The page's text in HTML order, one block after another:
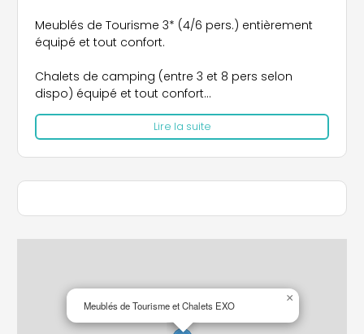
Meublés de Tourisme 3* (4/6 pers.) entièrement
équipé et tout confort.
Chalets de camping (entre 3 et 8 pers selon
dispo) équipé et tout confort
acces Base de Loisirs (sur place).
Lire la suite
Meublés de Tourisme et Chalets EXO
×